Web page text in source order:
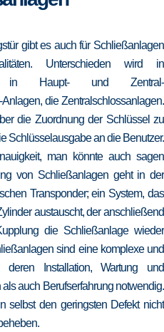
gibt es auch für Schließanlagen
Unterschieden wird in
in Haupt- und Zentral-
die Zentralschlossanlagen.
die Zuordnung der Schlüssel zu
Schlüsselausgabe an die Benutzer.
man könnte auch sagen
von Schließanlagen geht in der
Transponder; ein System, das
austauscht, der anschließend
die Schließanlage wieder
sind eine komplexe und
deren Installation, Wartung und
auch Berufserfahrung notwendig.
selbst den geringsten Defekt nicht